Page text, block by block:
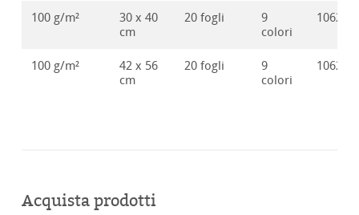
100 g/m²
30 x 40
cm
20 fogli
9
colori
100 g/m²
42 x 56
cm
20 fogli
9
colori
Acquista prodotti